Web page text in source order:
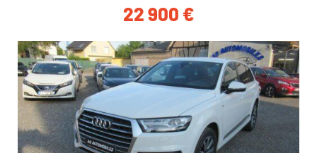
22 900 €